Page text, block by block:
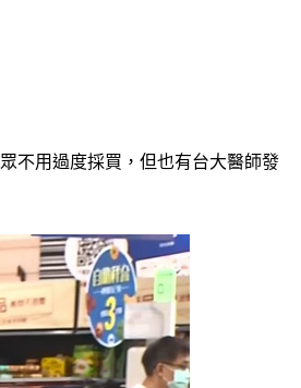
不用過度採買，但也有台大醫師發